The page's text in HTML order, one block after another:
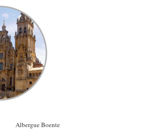
Albergue Boente